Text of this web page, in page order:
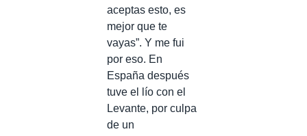
aceptas esto, es
mejor que te
vayas”. Y me fui
por eso. En
España después
tuve el lío con el
Levante, por culpa
de un